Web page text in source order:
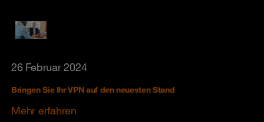
26 Februar 2024
Bringen Sie Ihr VPN auf den neuesten Stand
Mehr erfahren